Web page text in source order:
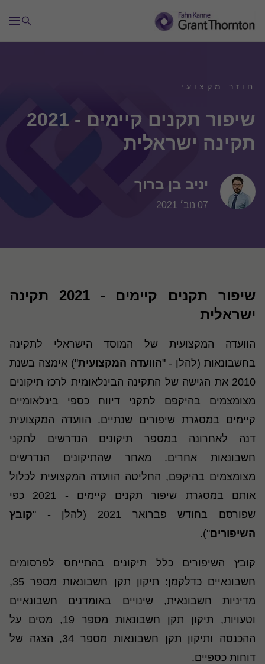
חוזר מקצועי
שיפור תקנים קיימים - 2021
תקינה ישראלית
יניב בן ברוך
07 נוב׳ 2021
שיפור תקנים קיימים - 2021 תקינה
ישראלית
הוועדה המקצועית של המוסד הישראלי לתקינה
בחשבונאות (להלן - "הוועדה המקצועית") אימצה בשנת
2010 את הגישה של התקינה הבינלאומית לרכז תיקונים
מצומצמים בהיקפם לתקני דיווח כספי בינלאומיים
קיימים במסגרת שיפורים שנתיים. הוועדה המקצועית
דנה לאחרונה במספר תיקונים הנדרשים לתקני
חשבונאות אחרים. מאחר שהתיקונים הנדרשים
מצומצמים בהיקפם, החליטה הוועדה המקצועית לכלול
אותם במסגרת שיפור תקנים קיימים - 2021 כפי
שפורסם בחודש פברואר 2021 (להלן - "
קובץ
השיפורים").
קובץ השיפורים כלל תיקונים בהתייחס לפרסומים
חשבונאיים כדלקמן: תיקון תקן חשבונאות מספר 35,
מדיניות חשבונאית, שינויים באומדנים חשבונאיים
וטעויות, תיקון תקן חשבונאות מספר 19, מסים על
ההכנסה ותיקון תקן חשבונאות מספר 34, הצגה של
דוחות כספיים.